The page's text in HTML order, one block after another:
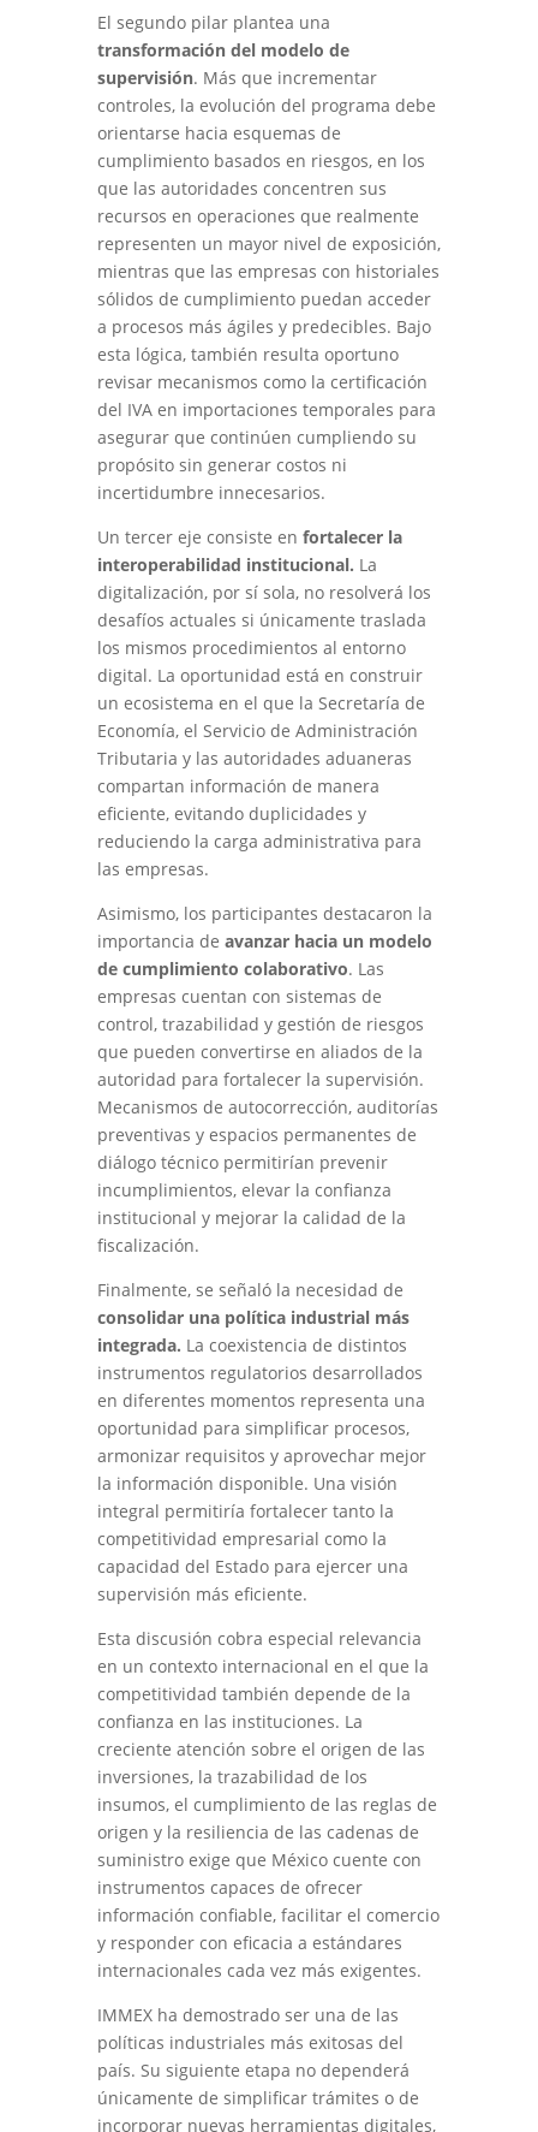
El segundo pilar plantea una
transformación del modelo de
supervisión. Más que incrementar
controles, la evolución del programa debe
orientarse hacia esquemas de
cumplimiento basados en riesgos, en los
que las autoridades concentren sus
recursos en operaciones que realmente
representen un mayor nivel de exposición,
mientras que las empresas con historiales
sólidos de cumplimiento puedan acceder
a procesos más ágiles y predecibles. Bajo
esta lógica, también resulta oportuno
revisar mecanismos como la certificación
del IVA en importaciones temporales para
asegurar que continúen cumpliendo su
propósito sin generar costos ni
incertidumbre innecesarios.
Un tercer eje consiste en fortalecer la
interoperabilidad institucional. La
digitalización, por sí sola, no resolverá los
desafíos actuales si únicamente traslada
los mismos procedimientos al entorno
digital. La oportunidad está en construir
un ecosistema en el que la Secretaría de
Economía, el Servicio de Administración
Tributaria y las autoridades aduaneras
compartan información de manera
eficiente, evitando duplicidades y
reduciendo la carga administrativa para
las empresas.
Asimismo, los participantes destacaron la
importancia de avanzar hacia un modelo
de cumplimiento colaborativo. Las
empresas cuentan con sistemas de
control, trazabilidad y gestión de riesgos
que pueden convertirse en aliados de la
autoridad para fortalecer la supervisión.
Mecanismos de autocorrección, auditorías
preventivas y espacios permanentes de
diálogo técnico permitirían prevenir
incumplimientos, elevar la confianza
institucional y mejorar la calidad de la
fiscalización.
Finalmente, se señaló la necesidad de
consolidar una política industrial más
integrada. La coexistencia de distintos
instrumentos regulatorios desarrollados
en diferentes momentos representa una
oportunidad para simplificar procesos,
armonizar requisitos y aprovechar mejor
la información disponible. Una visión
integral permitiría fortalecer tanto la
competitividad empresarial como la
capacidad del Estado para ejercer una
supervisión más eficiente.
Esta discusión cobra especial relevancia
en un contexto internacional en el que la
competitividad también depende de la
confianza en las instituciones. La
creciente atención sobre el origen de las
inversiones, la trazabilidad de los
insumos, el cumplimiento de las reglas de
origen y la resiliencia de las cadenas de
suministro exige que México cuente con
instrumentos capaces de ofrecer
información confiable, facilitar el comercio
y responder con eficacia a estándares
internacionales cada vez más exigentes.
IMMEX ha demostrado ser una de las
políticas industriales más exitosas del
país. Su siguiente etapa no dependerá
únicamente de simplificar trámites o de
incorporar nuevas herramientas digitales,